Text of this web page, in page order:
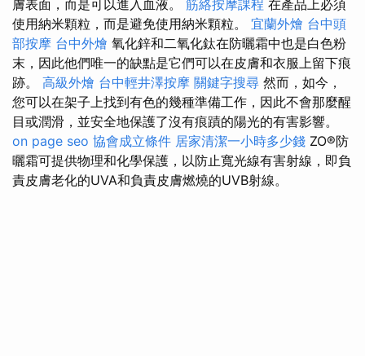
膚表面，而是可以進入血液。 筋絡按摩課程 在產品上必須
使用納米顆粒，而是避免使用納米顆粒。 宜蘭外燴 台中頭
部按摩 台中外燴 氧化鋅和二氧化鈦在防曬霜中也是白色粉
末，因此他們唯一的缺點是它們可以在皮膚和衣服上留下痕
跡。 高級外燴 台中輕井澤按摩 關鍵字搜尋 然而，如今，
您可以在架子上找到有色的幾種準備工作，因此不會那麼醒
目或潤滑，並安全地保護了沒有痕蹟的陽光的有害影響。
on page seo 協會成立條件 居家清潔一小時多少錢 ZO®防
曬霜可提供物理和化學保護，以防止寬光線有害射線，即負
責皮膚老化的UVA和負責皮膚燃燒的UVB射線。